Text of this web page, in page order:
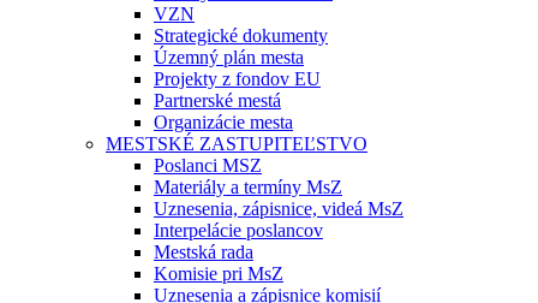
VZN
Strategické dokumenty
Územný plán mesta
Projekty z fondov EU
Partnerské mestá
Organizácie mesta
MESTSKÉ ZASTUPITEĽSTVO
Poslanci MSZ
Materiály a termíny MsZ
Uznesenia, zápisnice, videá MsZ
Interpelácie poslancov
Mestská rada
Komisie pri MsZ
Uznesenia a zápisnice komisií